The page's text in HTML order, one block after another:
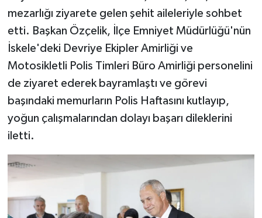
mezarlığı ziyarete gelen şehit aileleriyle sohbet
etti. Başkan Özçelik, İlçe Emniyet Müdürlüğü'nün
İskele'deki Devriye Ekipler Amirliği ve
Motosikletli Polis Timleri Büro Amirliği personelini
de ziyaret ederek bayramlaştı ve görevi
başındaki memurların Polis Haftasını kutlayıp,
yoğun çalışmalarından dolayı başarı dileklerini
iletti.